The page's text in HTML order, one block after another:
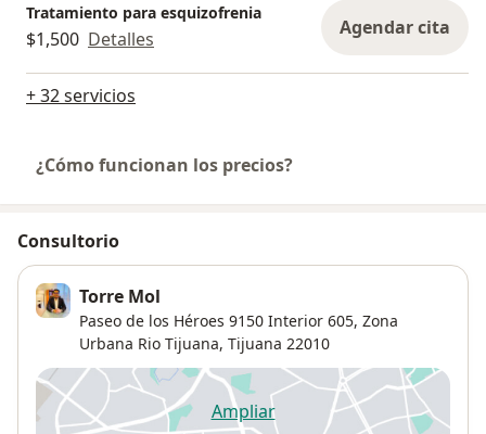
Tratamiento para esquizofrenia
$1,500 Detalles Agendar cita
+ 32 servicios
¿Cómo funcionan los precios?
Consultorio
Torre Mol
Paseo de los Héroes 9150 Interior 605, Zona
Urbana Rio Tijuana, Tijuana 22010
Ampliarse abre en una nueva